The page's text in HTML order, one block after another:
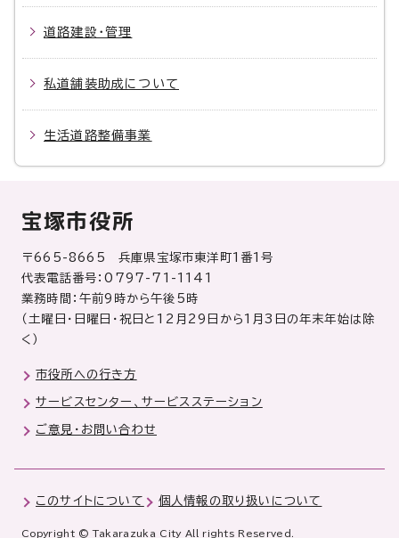
道路建設・管理
私道舗装助成について
生活道路整備事業
宝塚市役所
〒665-8665 兵庫県宝塚市東洋町1番1号
代表電話番号：0797-71-1141
業務時間：午前9時から午後5時
（土曜日・日曜日・祝日と12月29日から1月3日の年末年始は除
く）
市役所への行き方
サービスセンター、サービスステーション
ご意見・お問い合わせ
このサイトについて 個人情報の取り扱いについて
Copyright © Takarazuka City All rights Reserved.